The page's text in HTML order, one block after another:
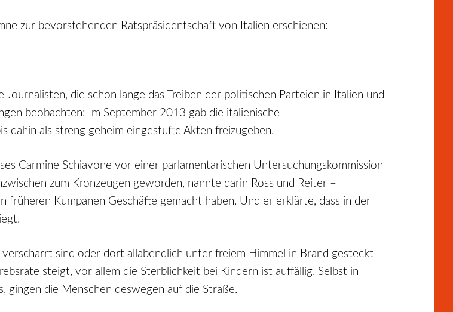
zur bevorstehenden Ratspräsidentschaft von Italien erschienen:
die schon lange das Treiben der politischen Parteien in Italien und
beobachten: Im September 2013 gab die italienische
dahin als streng geheim eingestufte Akten freizugeben.
Carmine Schiavone vor einer parlamentarischen Untersuchungskommission
zum Kronzeugen geworden, nannte darin Ross und Reiter –
Kumpanen Geschäfte gemacht haben. Und er erklärte, dass in der
sind oder dort allabendlich unter freiem Himmel in Brand gesteckt
steigt, vor allem die Sterblichkeit bei Kindern ist auffällig. Selbst in
gingen die Menschen deswegen auf die Straße.